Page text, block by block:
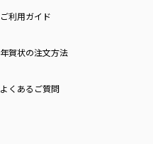
ご利用ガイド
年賀状の注文方法
よくあるご質問